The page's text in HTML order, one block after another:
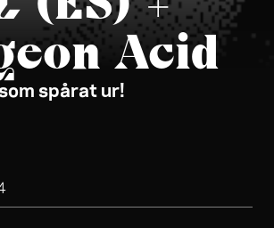
Acid
spårat ur!